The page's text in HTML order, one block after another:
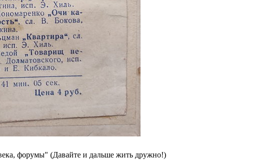
форумы" (Давайте и дальше жить дружно!)